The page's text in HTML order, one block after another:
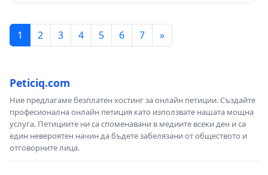
1 2 3 4 5 6 7 »
Peticiq.com
Ние предлагаме безплатен хостинг за онлайн петиции. Създайте
професионална онлайн петиция като използвате нашата мощна
услуга. Петициите ни са споменавани в медиите всеки ден и са
един невероятен начин да бъдете забелязани от обществото и
отговорните лица.